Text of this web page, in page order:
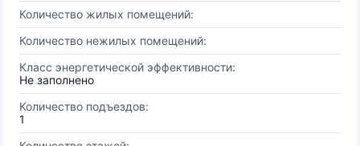
Количество жилых помещений:
Количество нежилых помещений:
Класс энергетической эффективности:
Не заполнено
Количество подъездов:
1